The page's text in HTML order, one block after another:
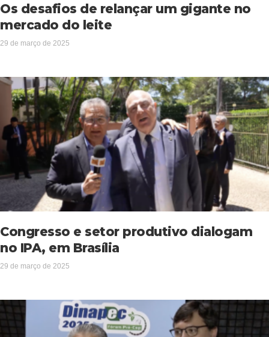
Os desafios de relançar um gigante no
mercado do leite
29 de março de 2025
Congresso e setor produtivo dialogam
no IPA, em Brasília
29 de março de 2025